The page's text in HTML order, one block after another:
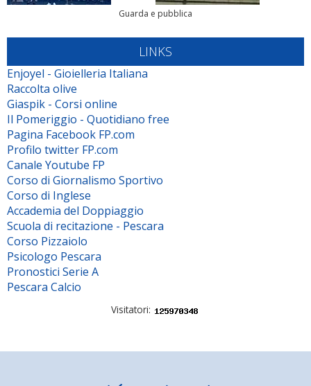
Guarda e pubblica
LINKS
Enjoyel - Gioielleria Italiana
Raccolta olive
Giaspik - Corsi online
Il Pomeriggio - Quotidiano free
Pagina Facebook FP.com
Profilo twitter FP.com
Canale Youtube FP
Corso di Giornalismo Sportivo
Corso di Inglese
Accademia del Doppiaggio
Scuola di recitazione - Pescara
Corso Pizzaiolo
Psicologo Pescara
Pronostici Serie A
Pescara Calcio
Visitatori: